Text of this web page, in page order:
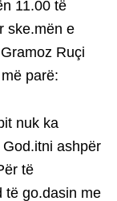
11.00 të
ske.mën e
Ruçi
parë:
nuk ka
ashpër
të
të go.dasin me